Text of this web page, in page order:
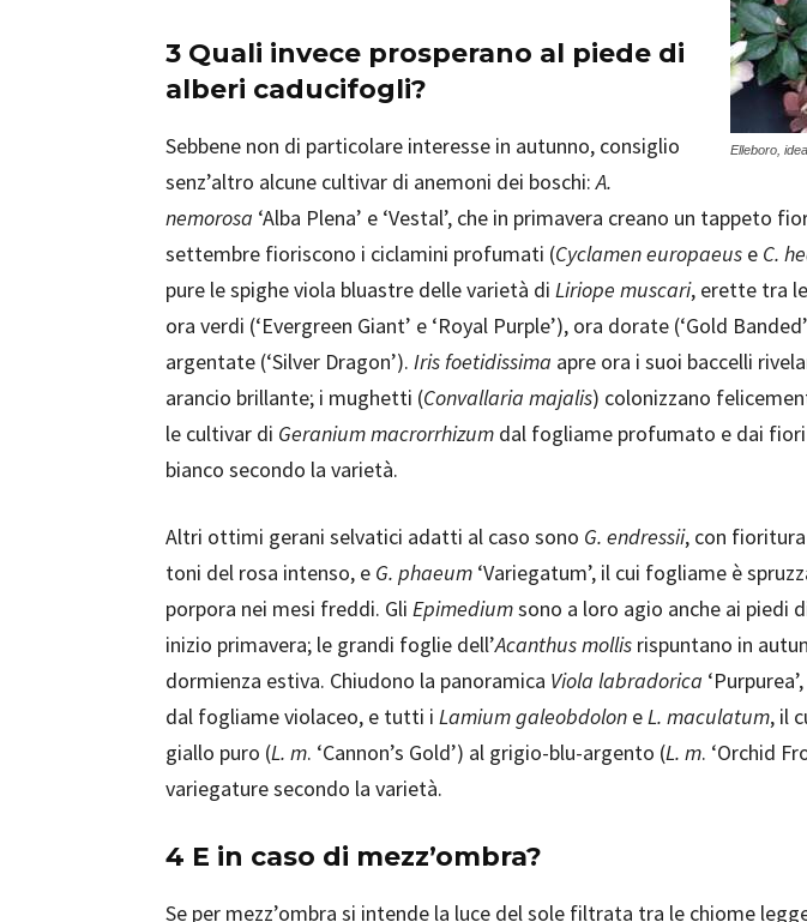
Elleboro,
3 Quali invece prosperano al piede di
alberi caducifogli?
Sebbene non di particolare interesse in autunno, consiglio
senz’altro alcune cultivar di anemoni dei boschi:A.
nemorosa ‘Alba Plena’ e ‘Vestal’, che in primavera creano un tappeto
settembre fioriscono i ciclamini profumati (Cyclamen europaeus e C.
pure le spighe viola bluastre delle varietà di Liriope muscari, erette tra
ora verdi (‘Evergreen Giant’ e ‘Royal Purple’), ora dorate (‘Gold
argentate (‘Silver Dragon’). Iris foetidissima apre ora i suoi baccelli
arancio brillante; i mughetti (Convallaria majalis) colonizzano
le cultivar di Geranium macrorrhizum dal fogliame profumato e dai
bianco secondo la varietà.
Altri ottimi gerani selvatici adatti al caso sono G. endressii, con
toni del rosa intenso, e G. phaeum ‘Variegatum’, il cui fogliame è
porpora nei mesi freddi. Gli Epimediumsono a loro agio anche ai piedi
inizio primavera; le grandi foglie dell’Acanthus mollis rispuntano in
dormienza estiva. Chiudono la panoramica Viola labradorica
dal fogliame violaceo, e tutti i Lamium galeobdolon eL. maculatum, il
giallo puro (L. m. ‘Cannon’s Gold’) al grigio-blu-argento (L. m. ‘Orchid
variegature secondo la varietà.
4 E in caso di mezz’ombra?
Se per mezz’ombra si intende la luce del sole filtrata tra le chiome